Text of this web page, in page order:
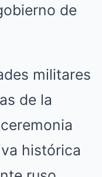
de
militares
de la
histórica